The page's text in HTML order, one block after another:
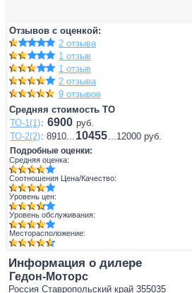
Отзывов с оценкой:
2 отзыва
1 отзыв
1 отзыв
2 отзыва
9 отзывов
Средняя стоимость ТО
ТО-1(1): 6900 руб.
ТО-2(2): 8910... 10455...12000 руб.
Подробные оценки:
Средняя оценка:
Соотношения Цена/Качество:
Уровень цен:
Уровень обслуживания:
Месторасположение:
Информация о дилере
Гедон-Моторс
Россия Ставропольский край 355035